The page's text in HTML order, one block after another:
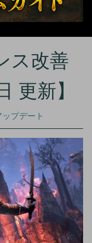
ス改善
更新】
ップデート